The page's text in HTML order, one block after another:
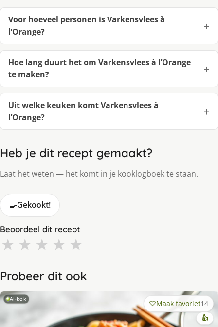
Voor hoeveel personen is Varkensvlees à
l’Orange?
Hoe lang duurt het om Varkensvlees à l’Orange
te maken?
Uit welke keuken komt Varkensvlees à
l’Orange?
Heb je dit recept gemaakt?
Laat het weten — het komt in je kooklogboek te staan.
🍳Gekookt!
Beoordeel dit recept
★ ★ ★ ★ ★
Probeer dit ook
AI-kok Maak favoriet14
👍